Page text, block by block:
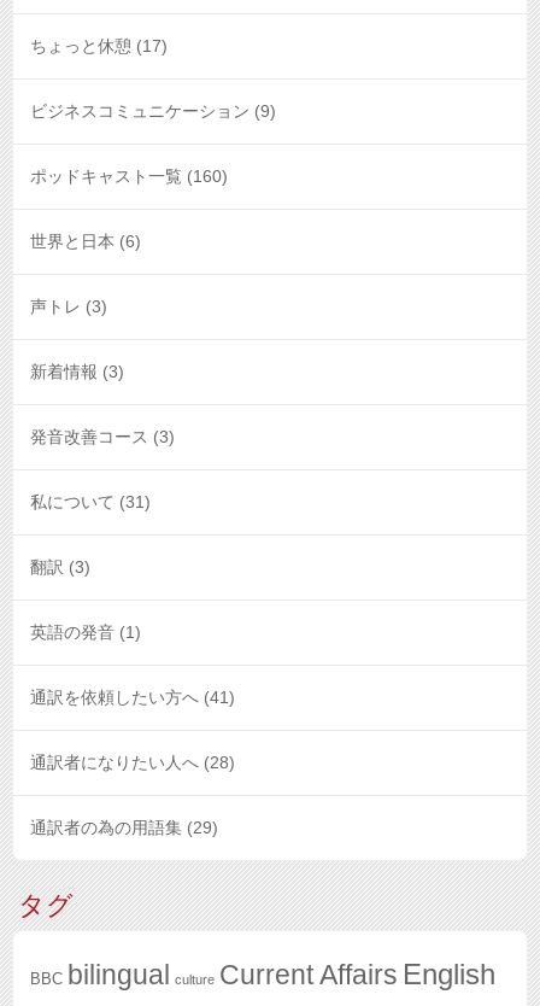
ちょっと休憩 (17)
ビジネスコミュニケーション (9)
ポッドキャスト一覧 (160)
世界と日本 (6)
声トレ (3)
新着情報 (3)
発音改善コース (3)
私について (31)
翻訳 (3)
英語の発音 (1)
通訳を依頼したい方へ (41)
通訳者になりたい人へ (28)
通訳者の為の用語集 (29)
タグ
BBC bilingual culture Current Affairs English